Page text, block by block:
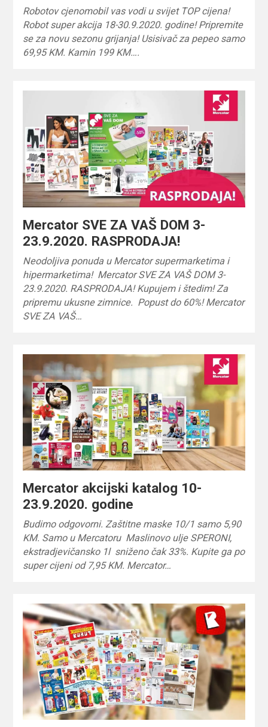
Robotov cjenomobil vas vodi u svijet TOP cijena!
Robot super akcija 18-30.9.2020. godine! Pripremite
se za novu sezonu grijanja! Usisivač za pepeo samo
69,95 KM. Kamin 199 KM….
Mercator SVE ZA VAŠ DOM 3-
23.9.2020. RASPRODAJA!
Neodoljiva ponuda u Mercator supermarketima i
hipermarketima! Mercator SVE ZA VAŠ DOM 3-
23.9.2020. RASPRODAJA! Kupujem i štedim! Za
pripremu ukusne zimnice. Popust do 60%! Mercator
SVE ZA VAŠ…
Mercator akcijski katalog 10-
23.9.2020. godine
Budimo odgovorni. Zaštitne maske 10/1 samo 5,90
KM. Samo u Mercatoru Maslinovo ulje SPERONI,
ekstradjevičansko 1l sniženo čak 33%. Kupite ga po
super cijeni od 7,95 KM. Mercator…